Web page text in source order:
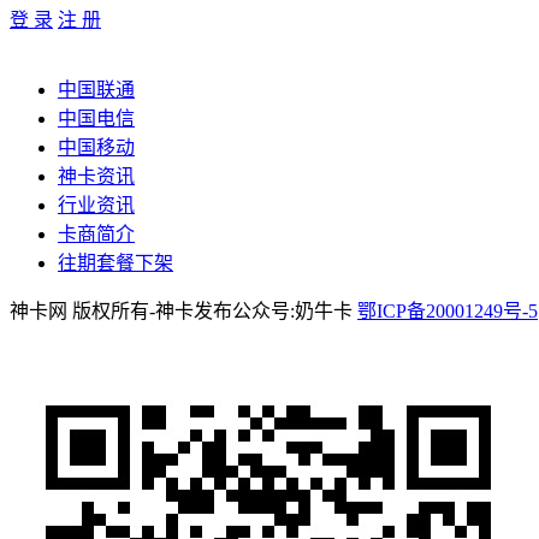
登 录 注 册
中国联通
中国电信
中国移动
神卡资讯
行业资讯
卡商简介
往期套餐下架
神卡网 版权所有-神卡发布公众号:奶牛卡 鄂ICP备20001249号-5